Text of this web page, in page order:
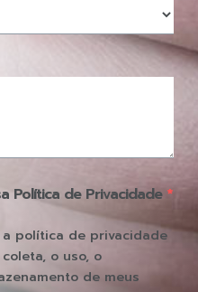
Política de Privacidade *
a política de privacidade
o uso, o
de meus